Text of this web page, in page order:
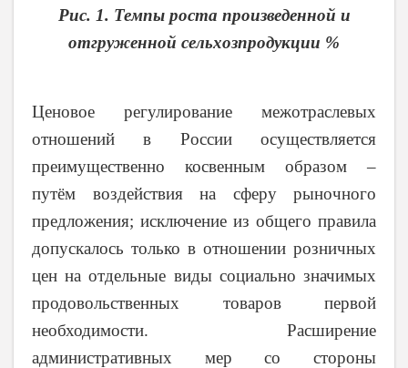
Рис. 1. Темпы роста произведенной и
отгруженной сельхозпродукции %
Ценовое регулирование межотраслевых
отношений в России осуществляется
преимущественно косвенным образом –
путём воздействия на сферу рыночного
предложения; исключение из общего правила
допускалось только в отношении розничных
цен на отдельные виды социально значимых
продовольственных товаров первой
необходимости. Расширение
административных мер со стороны